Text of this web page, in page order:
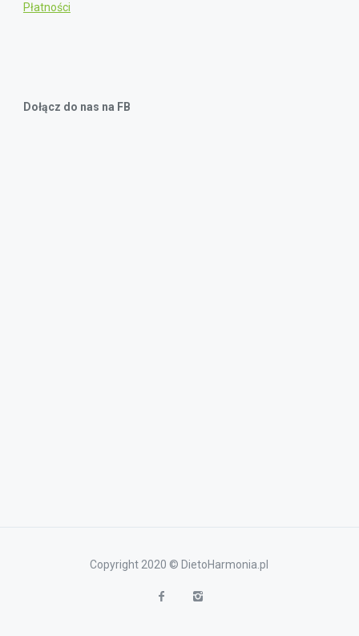
Płatności
Dołącz do nas na FB
Copyright 2020 © DietoHarmonia.pl